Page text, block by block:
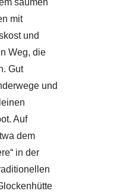
säumen
mit
und
Weg, die
Gut
und
Auf
dem
in der